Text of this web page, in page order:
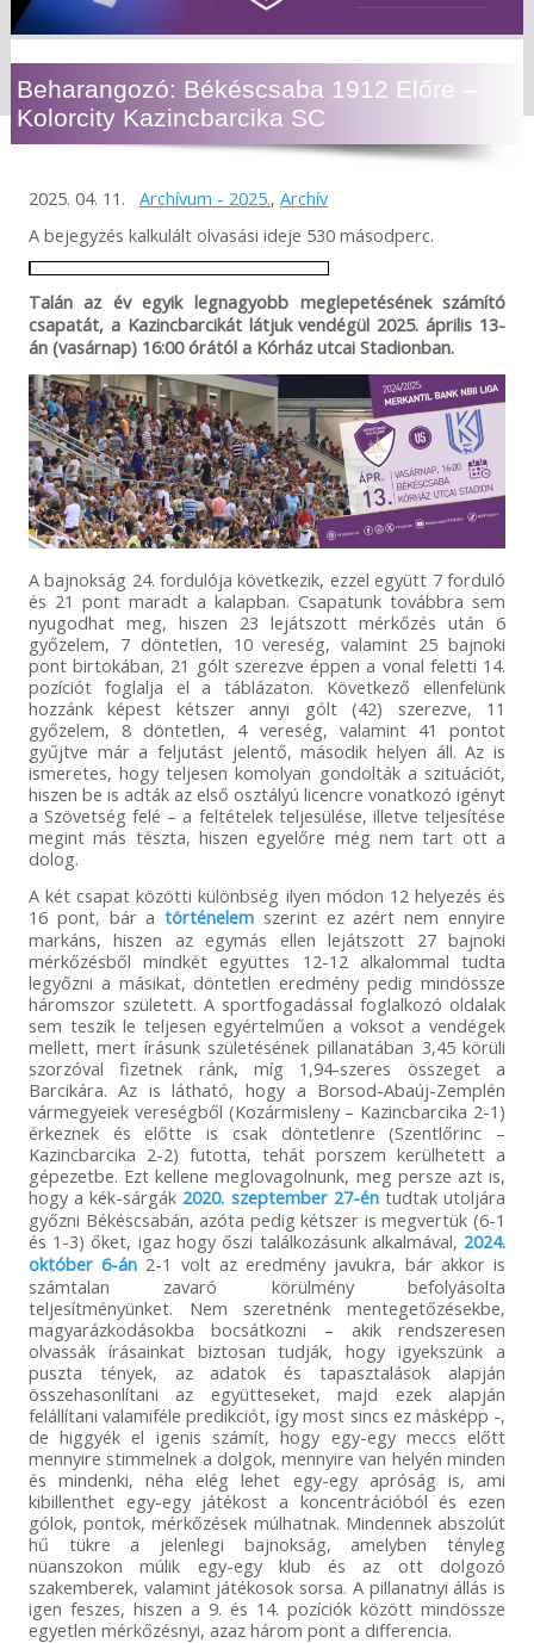
Beharangozó: Békéscsaba 1912 Előre –
Kolorcity Kazincbarcika SC
2025. 04. 11. Archívum - 2025., Archív
A bejegyzés kalkulált olvasási ideje 530 másodperc.
Talán az év egyik legnagyobb meglepetésének számító
csapatát, a Kazincbarcikát látjuk vendégül 2025. április 13-
án (vasárnap) 16:00 órától a Kórház utcai Stadionban.
A bajnokság 24. fordulója következik, ezzel együtt 7 forduló
és 21 pont maradt a kalapban. Csapatunk továbbra sem
nyugodhat meg, hiszen 23 lejátszott mérkőzés után 6
győzelem, 7 döntetlen, 10 vereség, valamint 25 bajnoki
pont birtokában, 21 gólt szerezve éppen a vonal feletti 14.
pozíciót foglalja el a táblázaton. Következő ellenfelünk
hozzánk képest kétszer annyi gólt (42) szerezve, 11
győzelem, 8 döntetlen, 4 vereség, valamint 41 pontot
gyűjtve már a feljutást jelentő, második helyen áll. Az is
ismeretes, hogy teljesen komolyan gondolták a szituációt,
hiszen be is adták az első osztályú licencre vonatkozó igényt
a Szövetség felé – a feltételek teljesülése, illetve teljesítése
megint más tészta, hiszen egyelőre még nem tart ott a
dolog.
A két csapat közötti különbség ilyen módon 12 helyezés és
16 pont, bár atörténelem szerint ez azért nem ennyire
markáns, hiszen az egymás ellen lejátszott 27 bajnoki
mérkőzésből mindkét együttes 12-12 alkalommal tudta
legyőzni a másikat, döntetlen eredmény pedig mindössze
háromszor született. A sportfogadással foglalkozó oldalak
sem teszik le teljesen egyértelműen a voksot a vendégek
mellett, mert írásunk születésének pillanatában 3,45 körüli
szorzóval fizetnek ránk, míg 1,94-szeres összeget a
Barcikára. Az is látható, hogy a Borsod-Abaúj-Zemplén
vármegyeiek vereségből (Kozármisleny – Kazincbarcika 2-1)
érkeznek és előtte is csak döntetlenre (Szentlőrinc –
Kazincbarcika 2-2) futotta, tehát porszem kerülhetett a
gépezetbe. Ezt kellene meglovagolnunk, meg persze azt is,
hogy a kék-sárgák 2020. szeptember 27-éntudtak utoljára
győzni Békéscsabán, azóta pedig kétszer is megvertük (6-1
és 1-3) őket, igaz hogy őszi találkozásunk alkalmával, 2024.
október 6-án 2-1 volt az eredmény javukra, bár akkor is
számtalan zavaró körülmény befolyásolta
teljesítményünket. Nem szeretnénk mentegetőzésekbe,
magyarázkodásokba bocsátkozni – akik rendszeresen
olvassák írásainkat biztosan tudják, hogy igyekszünk a
puszta tények, az adatok és tapasztalások alapján
összehasonlítani az együtteseket, majd ezek alapján
felállítani valamiféle predikciót, így most sincs ez másképp -,
de higgyék el igenis számít, hogy egy-egy meccs előtt
mennyire stimmelnek a dolgok, mennyire van helyén minden
és mindenki, néha elég lehet egy-egy apróság is, ami
kibillenthet egy-egy játékost a koncentrációból és ezen
gólok, pontok, mérkőzések múlhatnak. Mindennek abszolút
hű tükre a jelenlegi bajnokság, amelyben tényleg
nüanszokon múlik egy-egy klub és az ott dolgozó
szakemberek, valamint játékosok sorsa. A pillanatnyi állás is
igen feszes, hiszen a 9. és 14. pozíciók között mindössze
egyetlen mérkőzésnyi, azaz három pont a differencia.